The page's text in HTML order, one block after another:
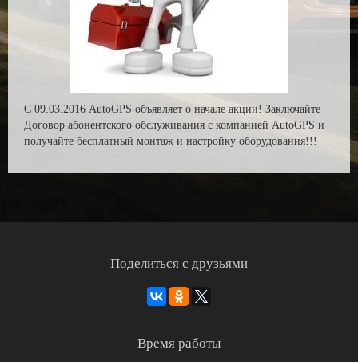
С 09.03.2016 AutoGPS объявляет о начале акции! Заключайте
Договор абонентского обслуживания с компанией AutoGPS и
получайте бесплатный монтаж и настройку оборудования!!!
Поделиться с друзьями
Время работы